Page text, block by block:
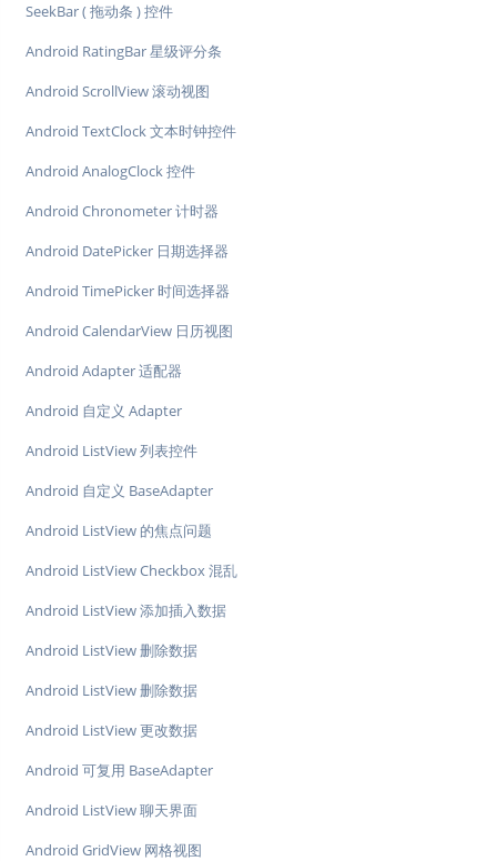
SeekBar ( 拖动条 ) 控件
Android RatingBar 星级评分条
Android ScrollView 滚动视图
Android TextClock 文本时钟控件
Android AnalogClock 控件
Android Chronometer 计时器
Android DatePicker 日期选择器
Android TimePicker 时间选择器
Android CalendarView 日历视图
Android Adapter 适配器
Android 自定义 Adapter
Android ListView 列表控件
Android 自定义 BaseAdapter
Android ListView 的焦点问题
Android ListView Checkbox 混乱
Android ListView 添加插入数据
Android ListView 删除数据
Android ListView 删除数据
Android ListView 更改数据
Android 可复用 BaseAdapter
Android ListView 聊天界面
Android GridView 网格视图